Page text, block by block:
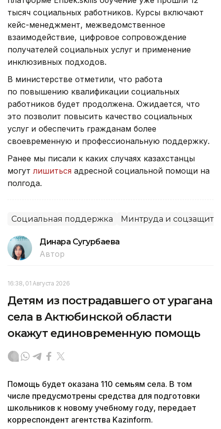
тысяч социальных работников. Курсы включают
кейс-менеджмент, межведомственное
взаимодействие, цифровое сопровождение
получателей социальных услуг и применение
инклюзивных подходов.
В министерстве отметили, что работа
по повышению квалификации социальных
работников будет продолжена. Ожидается, что
это позволит повысить качество социальных
услуг и обеспечить гражданам более
своевременную и профессиональную поддержку.
Ранее мы писали к каких случаях казахстанцы
могутлишиться адресной социальной помощи на
полгода.
Социальная поддержка Минтруда и
Динара Сугурбаева
Автор
16:38, 01 Августа 2026
Детям из пострадавшего от урагана
села в Актюбинской области
окажут единовременную помощь
Помощь будет оказана 110 семьям села. В том
числе предусмотрены средства для подготовки
школьников к новому учебному году, передает
корреспондент агентства Kazinform.